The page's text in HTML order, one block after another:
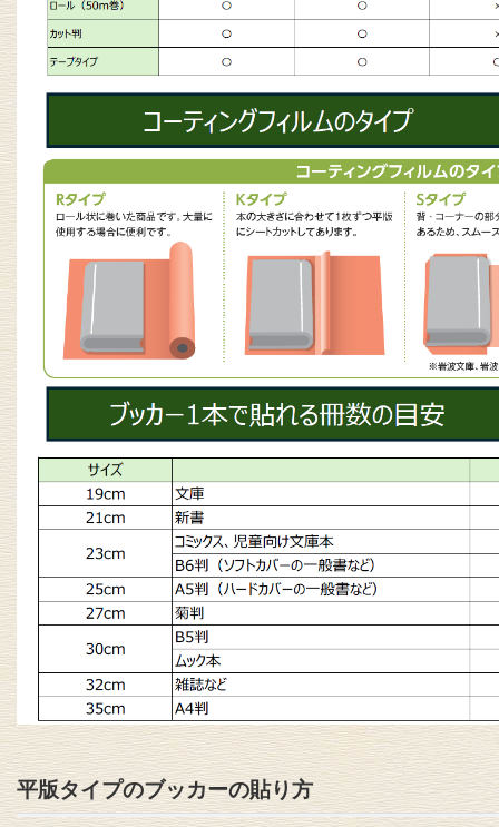
平版タイプのブッカーの貼り方